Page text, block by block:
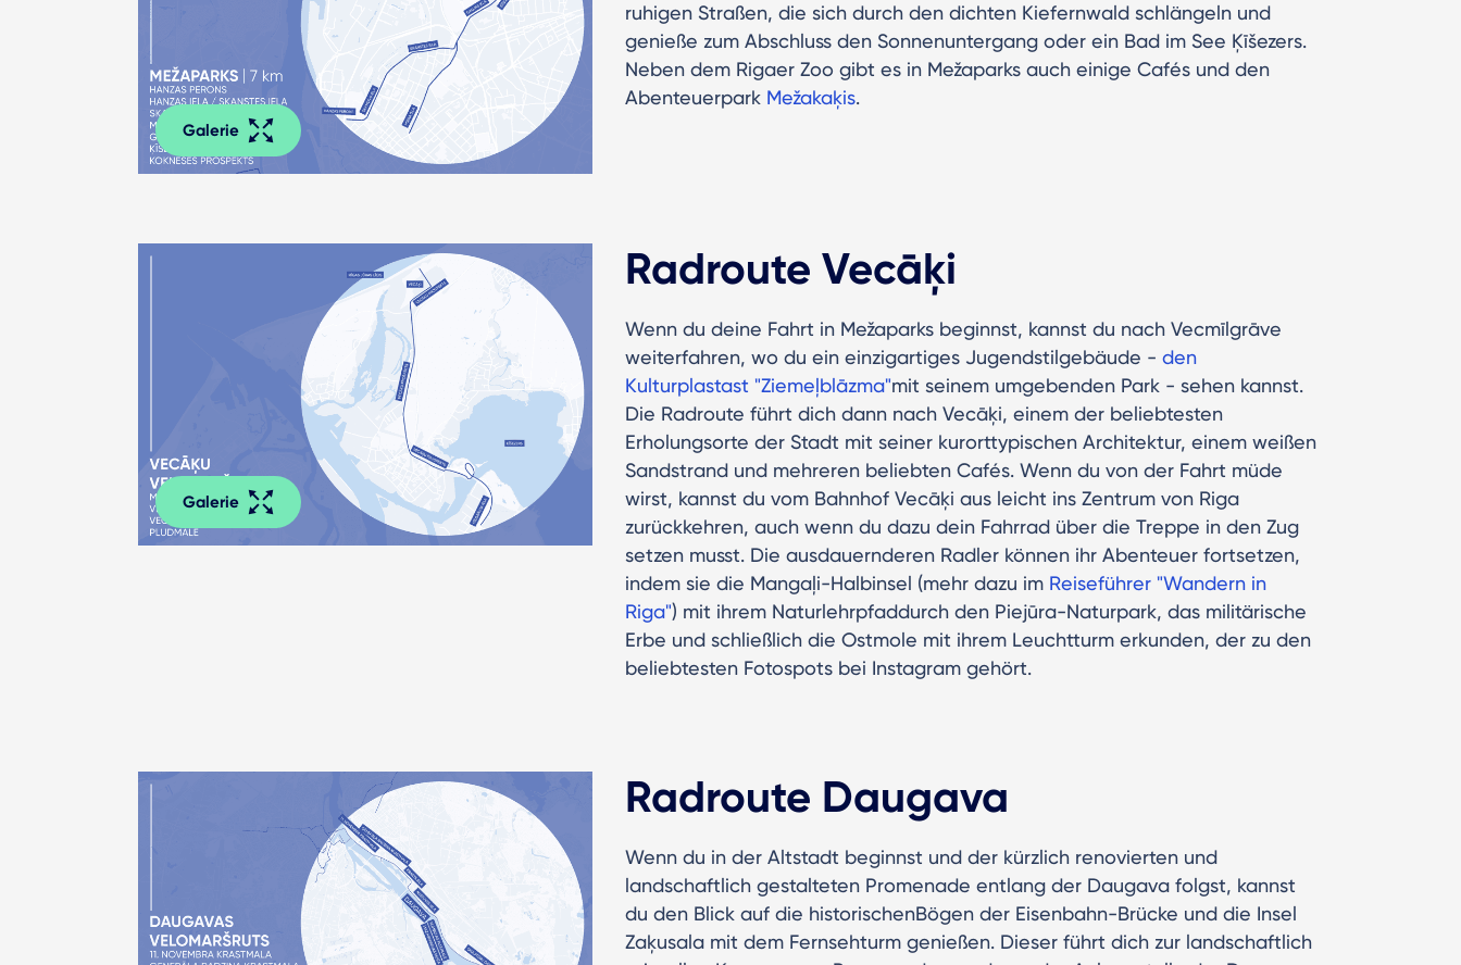
Galerie
ruhigen Straßen, die sich durch den dichten Kiefernwald schlängeln und
genieße zum Abschluss den Sonnenuntergang oder ein Bad im See Ķīšezers.
Neben dem Rigaer Zoo gibt es in Mežaparks auch einige Cafés und den
Abenteuerpark Mežakaķis.
Galerie
Radroute Vecāķi
Wenn du deine Fahrt in Mežaparks beginnst, kannst du nach Vecmīlgrāve
weiterfahren, wo du ein einzigartiges Jugendstilgebäude - den
Kulturplastast "Ziemeļblāzma"mit seinem umgebenden Park - sehen kannst.
Die Radroute führt dich dann nach Vecāķi, einem der beliebtesten
Erholungsorte der Stadt mit seiner kurorttypischen Architektur, einem weißen
Sandstrand und mehreren beliebten Cafés. Wenn du von der Fahrt müde
wirst, kannst du vom Bahnhof Vecāķi aus leicht ins Zentrum von Riga
zurückkehren, auch wenn du dazu dein Fahrrad über die Treppe in den Zug
setzen musst. Die ausdauernderen Radler können ihr Abenteuer fortsetzen,
indem sie die Mangaļi-Halbinsel (mehr dazu im Reiseführer "Wandern in
Riga") mit ihrem Naturlehrpfaddurch den Piejūra-Naturpark, das militärische
Erbe und schließlich die Ostmole mit ihrem Leuchtturm erkunden, der zu den
beliebtesten Fotospots bei Instagram gehört.
Radroute Daugava
Wenn du in der Altstadt beginnst und der kürzlich renovierten und
landschaftlich gestalteten Promenade entlang der Daugava folgst, kannst
du den Blick auf die historischenBögen der Eisenbahn-Brücke und die Insel
Zaķusala mit dem Fernsehturm genießen. Dieser führt dich zur landschaftlich